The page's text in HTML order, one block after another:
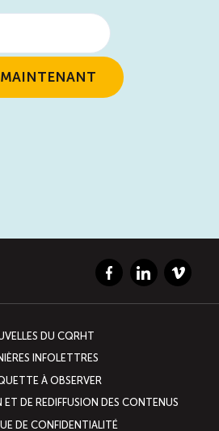
FacebookLinkedInVimeo
DU CQRHT
INFOLETTRES
À OBSERVER
DE REDIFFUSION DES CONTENUS
DE CONFIDENTIALITÉ